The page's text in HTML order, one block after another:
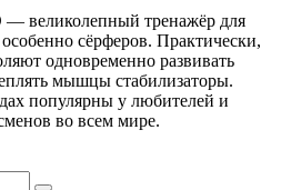
великолепный тренажёр для
сёрферов. Практически,
одновременно развивать
мышцы стабилизаторы.
популярны у любителей и
во всем мире.